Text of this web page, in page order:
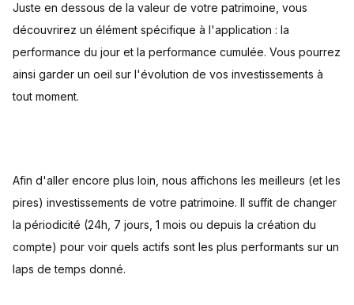
Juste en dessous de la valeur de votre patrimoine, vous
découvrirez un élément spécifique à l'application : la
performance du jour et la performance cumulée. Vous pourrez
ainsi garder un oeil sur l'évolution de vos investissements à
tout moment.
Afin d'aller encore plus loin, nous affichons les meilleurs (et les
pires) investissements de votre patrimoine. Il suffit de changer
la périodicité (24h, 7 jours, 1 mois ou depuis la création du
compte) pour voir quels actifs sont les plus performants sur un
laps de temps donné.